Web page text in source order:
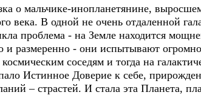
о мальчике-инопланетянине,
века. В одной не очень отдаленной
проблема - на Земле находится
и размеренно - они испытывают
соседям и тогда на
Истинное Доверие к себе,
– страстей. И стала эта Планета,